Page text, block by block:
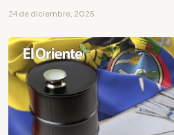
24 de diciembre, 2025